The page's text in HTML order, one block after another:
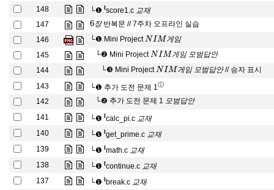
148 └❶ lscore1.c 재
147
6장반복문 // 7주차 오프라인 실습
146
└❶ Mini Project NIM게 임
145 └❷ Mini Project NIM게 임 범답안
144 └❸ Mini Project NIM게 임 범답안// 승자 표시
143
└❶ 추가 도전 문제 1ⓘ
142 └❷ 추가 도전 문제 1 범답안
141 └❶ lcalc_pi.c 재
140 └❶ lget_prime.c 재
139 └❶ lmath.c 재
138 └❶ lcontinue.c 재
137 └❶ lbreak.c 재